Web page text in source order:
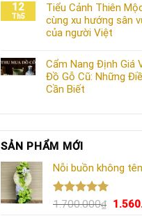
12
Th5
Tiểu Cảnh Thiên
cùng xu hướng sân
của người Việt
Cẩm Nang Định Giá
Đồ Gỗ Cũ: Những
Cần Biết
SẢN PHẨM MỚI
Nỗi buồn không
Được xếp
1.700.000₫
Giá